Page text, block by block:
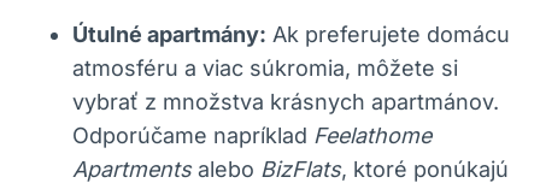
Útulné apartmány: Ak preferujete domácu
atmosféru a viac súkromia, môžete si
vybrať z množstva krásnych apartmánov.
Odporúčame napríklad Feelathome
Apartmentsalebo BizFlats, ktoré ponúkajú